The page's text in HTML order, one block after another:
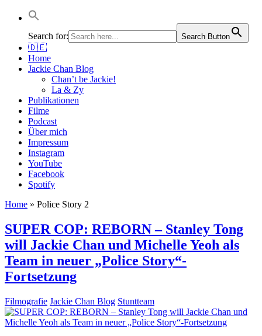
Jackie Chan Deutschland | Thorsten Boose
Autor & Jackie-Chan-Historiker
Search for:
Search Button
🇩🇪
Home
Jackie Chan Blog
Chan’t be Jackie!
La & Zy
Publikationen
Filme
Podcast
Über mich
Impressum
Instagram
YouTube
Facebook
Spotify
Home » Police Story 2
SUPER COP: REBORN – Stanley Tong
will Jackie Chan und Michelle Yeoh als
Team in neuer „Police Story“-
Fortsetzung
Filmografie Jackie Chan Blog Stuntteam